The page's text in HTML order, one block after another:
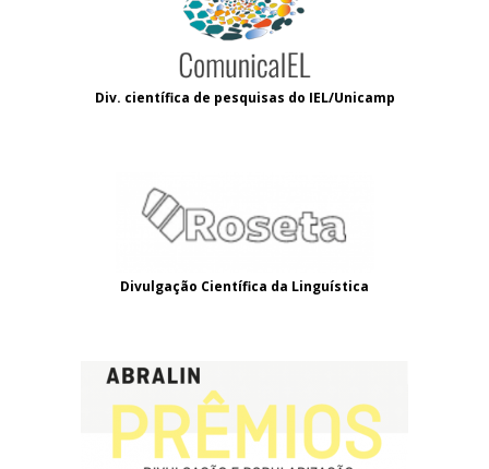
Div. científica de pesquisas do IEL/Unicamp
Divulgação Científica da Linguística